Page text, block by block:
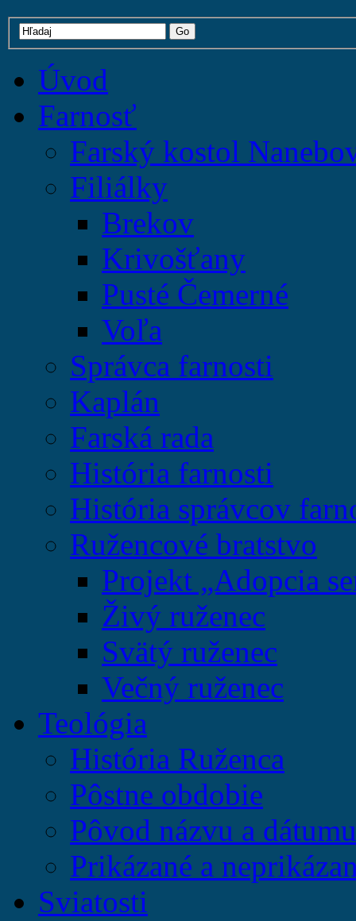
Úvod
Farnosť
Farský kostol
Filiálky
Brekov
Krivošťany
Pusté Čemerné
Voľa
Správca farnosti
Kaplán
Farská rada
História farnosti
História správcov
Ružencové bratstvo
Projekt „Adopcia
Živý ruženec
Svätý ruženec
Večný ruženec
Teológia
História Ruženca
Pôstne obdobie
Pôvod názvu a
Prikázané a
Sviatosti